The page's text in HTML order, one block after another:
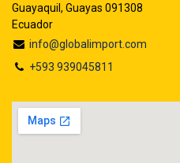
Guayaquil, Guayas 091308
Ecuador
info@globalimport.com
+593 939045811